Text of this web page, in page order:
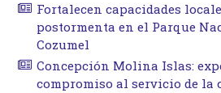
Fortalecen capacidades
postormenta en el Parque
Cozumel
Concepción Molina Islas:
compromiso al servicio de la